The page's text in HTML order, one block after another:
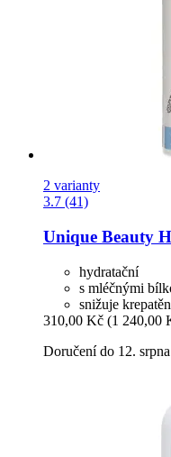
2 varianty
3.7 (41)
Unique Beauty
hydratační
s mléčnými
snižuje
310,00 Kč (1 240,00
Doručení do 12. srpna